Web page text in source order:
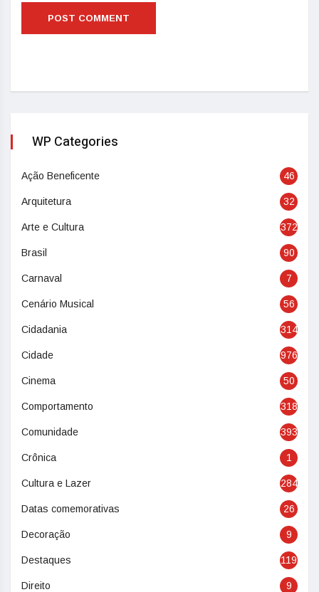
WP Categories
Ação Beneficente 46
Arquitetura 32
Arte e Cultura 372
Brasil 90
Carnaval 7
Cenário Musical 56
Cidadania 314
Cidade 976
Cinema 50
Comportamento 318
Comunidade 393
Crônica 1
Cultura e Lazer 284
Datas comemorativas 26
Decoração 9
Destaques 119
Direito 9